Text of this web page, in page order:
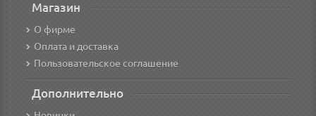
Магазин
О фирме
Оплата и доставка
Пользовательское соглашение
Дополнительно